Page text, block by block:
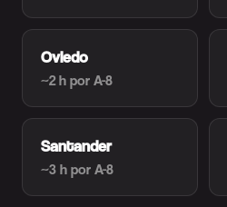
Oviedo
~2 h por A-8
Santander
~3 h por A-8